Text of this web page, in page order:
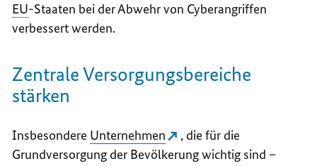
EU-Staaten bei der Abwehr von Cyberangriffen
verbessert werden.
Zentrale Versorgungsbereiche
stärken
Insbesondere Unternehmen
, die für die
Grundversorgung der Bevölkerung wichtig sind –